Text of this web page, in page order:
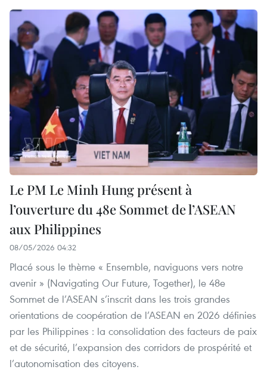
Le PM Le Minh Hung présent à
l’ouverture du 48e Sommet de l’ASEAN
aux Philippines
08/05/2026 04:32
Placé sous le thème « Ensemble, naviguons vers notre
avenir » (Navigating Our Future, Together), le 48e
Sommet de l’ASEAN s’inscrit dans les trois grandes
orientations de coopération de l’ASEAN en 2026 définies
par les Philippines : la consolidation des facteurs de paix
et de sécurité, l’expansion des corridors de prospérité et
l’autonomisation des citoyens.